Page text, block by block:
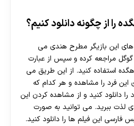
را از چگونه دانلود کنیم؟
های این بازیگر مطرح هندی می
مراجعه کرده و سپس از عبارت
استفاده کنید. از این طریق می
این فرد را مشاهده و هر کدام که
را دانلود کنید و از مشاهده کردن این
لذت ببرید. می توانید به صورت
فارسی این فیلم ها را دانلود کنید.